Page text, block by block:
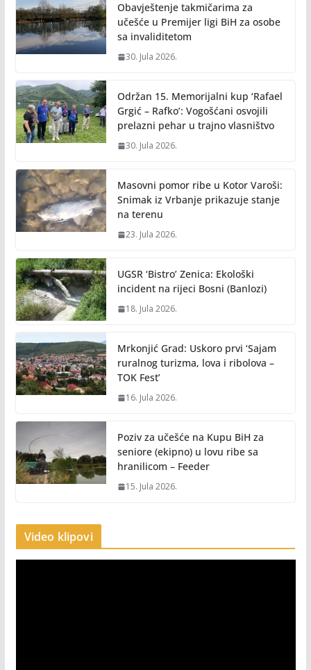
Obavještenje takmičarima za
učešće u Premijer ligi BiH za osobe
sa invaliditetom
30. Jula 2026.
Održan 15. Memorijalni kup ‘Rafael
Grgić – Rafko’: Vogošćani osvojili
prelazni pehar u trajno vlasništvo
30. Jula 2026.
Masovni pomor ribe u Kotor Varoši:
Snimak iz Vrbanje prikazuje stanje
na terenu
23. Jula 2026.
UGSR ‘Bistro’ Zenica: Ekološki
incident na rijeci Bosni (Banlozi)
18. Jula 2026.
Mrkonjić Grad: Uskoro prvi ‘Sajam
ruralnog turizma, lova i ribolova –
TOK Fest’
16. Jula 2026.
Poziv za učešće na Kupu BiH za
seniore (ekipno) u lovu ribe sa
hranilicom – Feeder
15. Jula 2026.
Video klipovi